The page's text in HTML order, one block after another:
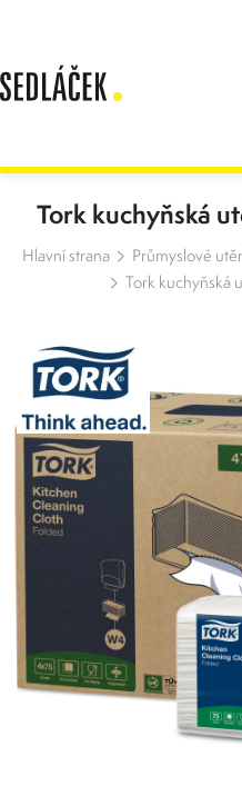
Tork kuchyňská
Hlavní strana Průmyslové
Tork kuchyňská